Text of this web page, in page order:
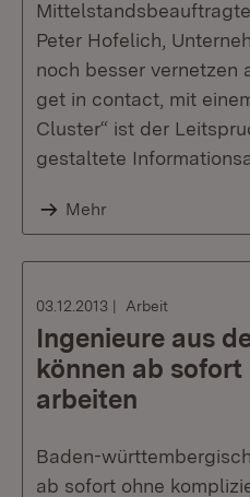
Peter Hofelich,
noch besser vernetzen
get in contact, mit
Cluster“ ist der
gestaltete
Mehr
03.12.2013 Arbeit
Ingenieure aus
können ab
arbeiten
Baden-
ab sofort ohne